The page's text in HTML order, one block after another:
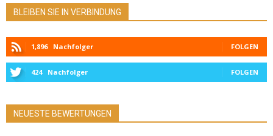
BLEIBEN SIE IN VERBINDUNG
1,896 Nachfolger FOLGEN
424 Nachfolger FOLGEN
NEUESTE BEWERTUNGEN